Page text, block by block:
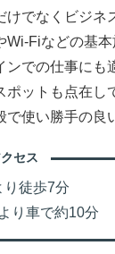
けでなくビジネ
Wi-Fiなどの基
ンでの仕事にも
ットも点在し
使い勝手の良
セス
り徒歩7分
り車で約10分